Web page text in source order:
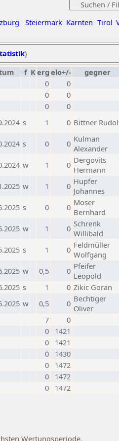
Steiermark Kärnten Tirol
)
f Kerg elo+/- gegner
0
0
0
0
0
0
s 1 0 Bittner
s 0 0 Kulman
Alexander
w 1 0 Dergovits
Hermann
w 1 0 Hupfer
Johannes
s 0 0 Moser
Bernhard
w 1 0 Schrenk
Willibald
s 1 0 Feldmüller
Wolfgang
w 0,5 0 Pfeifer
Leopold
s 1 0 Zikic Goran
w 0,5 0 Bechtiger
Oliver
7
0
0
1421
0
1421
0
1430
0
1472
0
1472
0
1472
Wertungsperiode.